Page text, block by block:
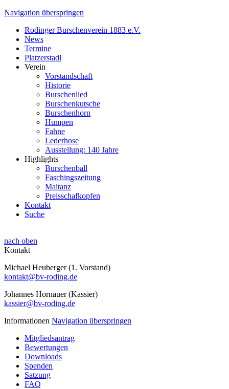
Navigation überspringen
Rodinger Burschenverein 1883 e.V.
News
Termine
Platzerstadl
Verein
Vorstandschaft
Historie
Burschenlied
Burschenkutsche
Burschenhorn
Humpen
Fahne
Lederhose
Ausstellung: 140 Jahre
Highlights
Burschenball
Faschingszeitung
Maitanz
Preisschafkopfen
Kontakt
Suche
nach oben
Kontakt
Michael Heuberger (1. Vorstand)
kontakt@bv-roding.de
Johannes Hornauer (Kassier)
kassier@bv-roding.de
Informationen Navigation überspringen
Mitgliedsantrag
Bewertungen
Downloads
Spenden
Satzung
FAQ